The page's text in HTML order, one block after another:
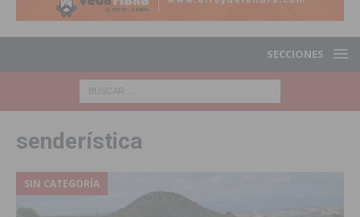
SECCIONES
senderística
SIN CATEGORÍA